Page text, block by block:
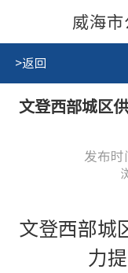
威海
>返回
文登西部城区
发布时
文登西部城
力